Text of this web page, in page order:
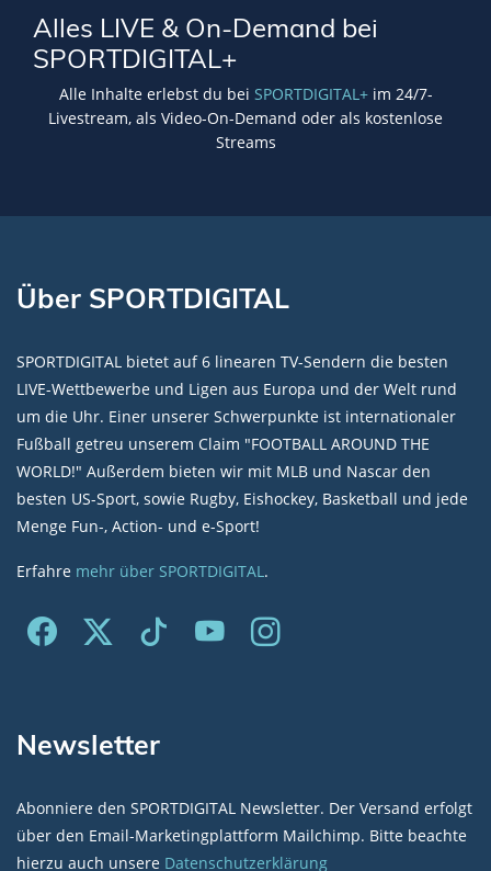
Alles LIVE & On-Demand bei
SPORTDIGITAL+
Alle Inhalte erlebst du bei SPORTDIGITAL+im 24/7-
Livestream, als Video-On-Demand oder als kostenlose
Streams
Über SPORTDIGITAL
SPORTDIGITAL bietet auf 6 linearen TV-Sendern die besten
LIVE-Wettbewerbe und Ligen aus Europa und der Welt rund
um die Uhr. Einer unserer Schwerpunkte ist internationaler
Fußball getreu unserem Claim "FOOTBALL AROUND THE
WORLD!" Außerdem bieten wir mit MLB und Nascar den
besten US-Sport, sowie Rugby, Eishockey, Basketball und jede
Menge Fun-, Action- und e-Sport!
Erfahre mehr über SPORTDIGITAL.
Newsletter
Abonniere den SPORTDIGITAL Newsletter. Der Versand erfolgt
über den Email-Marketingplattform Mailchimp. Bitte beachte
hierzu auch unsere Datenschutzerklärung